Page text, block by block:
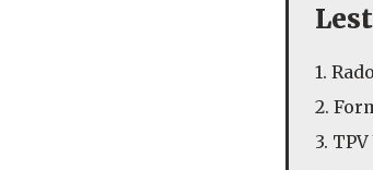
1.
2.
3.